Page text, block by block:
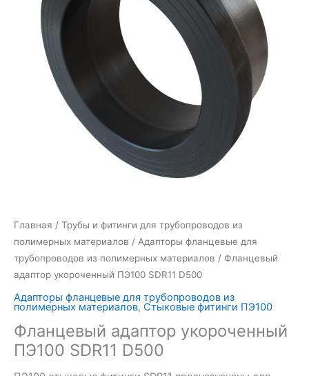
Главная / Трубы и фитинги для трубопроводов из
полимерных материалов / Адапторы фланцевые для
трубопроводов из полимерных материалов / Фланцевый
адаптор укороченный ПЭ100 SDR11 D500
Адапторы фланцевые для трубопроводов из
полимерных материалов, Стыковые фитинги ПЭ100
Фланцевый адаптор укороченный
ПЭ100 SDR11 D500